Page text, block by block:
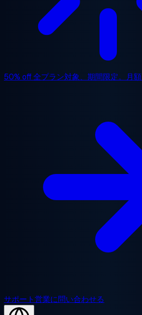
50% off全プラン対象、期間限定。月額
サポート営業に問い合わせる